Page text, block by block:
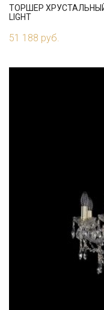
ТОРШЕР ХРУСТАЛЬНЫЙ
LIGHT
51 188 руб.